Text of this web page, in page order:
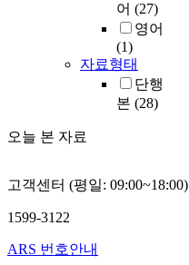
어 (27)
영어
(1)
자료형태
단행
본 (28)
오늘 본 자료
고객센터 (평일: 09:00~18:00)
1599-3122
ARS 번호안내